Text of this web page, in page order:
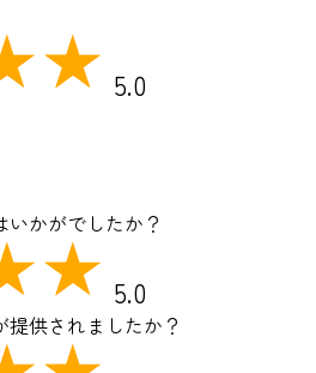
5.0
かがでしたか？
5.0
供されましたか？